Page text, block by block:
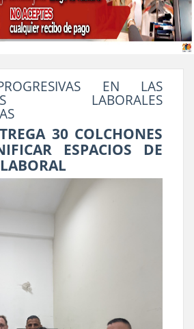
EN LAS
LABORALES
30 COLCHONES
ESPACIOS DE